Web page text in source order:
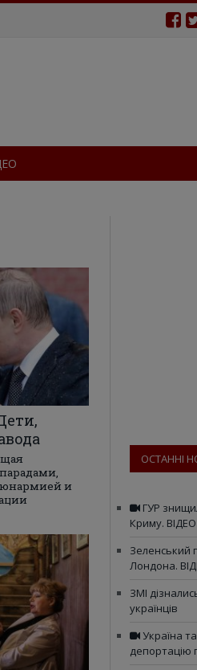
и
ОСТАННІ
ГУР
Криму. ВІДЕО
Зеленський
Лондона.
ЗМІ
українців
Україна
депортацію